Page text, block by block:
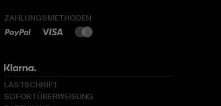
ZAHLUNGSMETHODEN
LASTSCHRIFT
SOFORTÜBERWEISUNG